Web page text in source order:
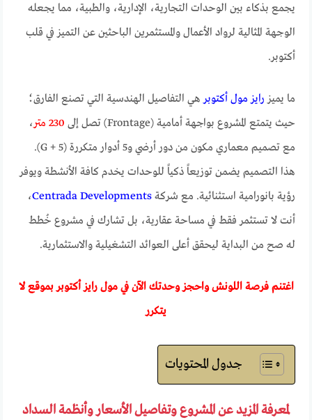
يجمع بذكاء بين الوحدات التجارية، الإدارية، والطبية، مما يجعله
الوجهة المثالية لرواد الأعمال والمستثمرين الباحثين عن التميز في قلب
أكتوبر.
ما يميز رايز مول أكتوبر هي التفاصيل الهندسية التي تصنع الفارق؛
حيث يتمتع المشروع بواجهة أمامية (Frontage) تصل إلى
230 متر
،
مع تصميم معماري مكون من دور أرضي و5 أدوار متكررة (G + 5).
هذا التصميم يضمن توزيعاً ذكياً للوحدات يخدم كافة الأنشطة ويوفر
رؤية بانورامية استثنائية. مع شركةCentrada Developments،
أنت لا تستثمر فقط في مساحة عقارية، بل تشارك في مشروع خُطط
له صح من البداية ليحقق أعلى العوائد التشغيلية والاستثمارية.
اغتنم فرصة اللونش واحجز وحدتك الآن في مول رايز أكتوبر بموقع لا
يتكرر
جدول المحتويات
لمعرفة المزيد عن المشروع وتفاصيل الأسعار وأنظمة السداد